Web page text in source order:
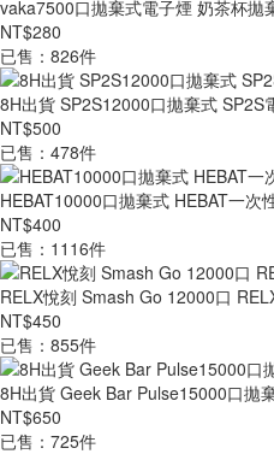
vaka7500口拋棄式電子煙 奶茶杯拋
NT$280
已售：826件
8H出貨 SP2S12000口拋棄式 SP2S
NT$500
已售：478件
HEBAT10000口拋棄式 HEBAT一次
NT$400
已售：1116件
RELX悅刻 Smash Go 12000口
NT$450
已售：855件
8H出貨 Geek Bar Pulse15000口拋
NT$650
已售：725件